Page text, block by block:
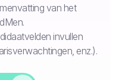
van het
invullen
enz.).